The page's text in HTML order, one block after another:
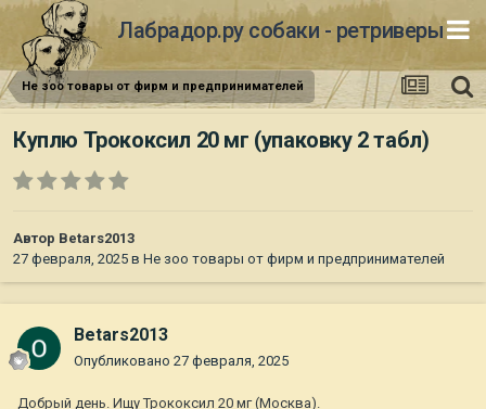
Лабрадор.ру собаки - ретриверы
Не зоо товары от фирм и предпринимателей
Куплю Трококсил 20 мг (упаковку 2 табл)
Автор Betars2013
27 февраля, 2025 в Не зоо товары от фирм и предпринимателей
Betars2013
Опубликовано 27 февраля, 2025
Добрый день. Ищу Трококсил 20 мг (Москва).